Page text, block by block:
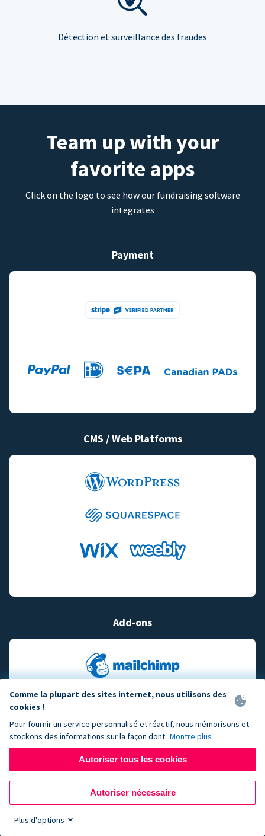
Détection et surveillance des fraudes
Team up with your
favorite apps
Click on the logo to see how our fundraising software
integrates
Payment
CMS / Web Platforms
Add-ons
Comme la plupart des sites internet, nous utilisons des
cookies !
Pour fournir un service personnalisé et réactif, nous mémorisons et
stockons des informations sur la façon dont Montre plus
Autoriser tous les cookies
Autoriser nécessaire
Plus d'options